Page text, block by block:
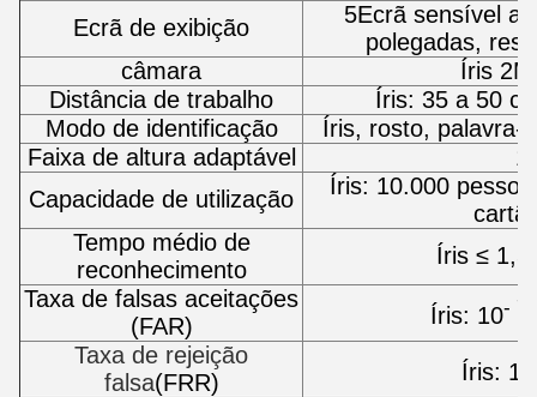
Ecrã de exibição
5Ecrã sensível
polegadas,
câmara
Íris
Distância de trabalho
Íris: 35 a 50
Modo de identificação
Íris, rosto, palavra-
Faixa de altura adaptável
Capacidade de utilização
Íris: 10.000
Tempo médio de
reconhecimento
Íris ≤
Taxa de falsas aceitações
(FAR)
Íris: 10- 7
Taxa de rejeição
falsa(FRR) Íris: 10